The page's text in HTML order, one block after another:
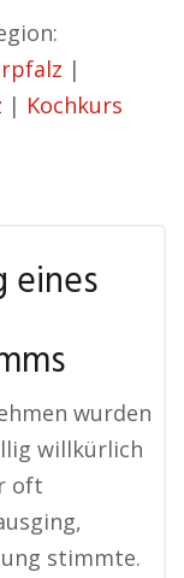
|
| Kochkurs
eines
wurden
willkürlich
oft
stimmte.